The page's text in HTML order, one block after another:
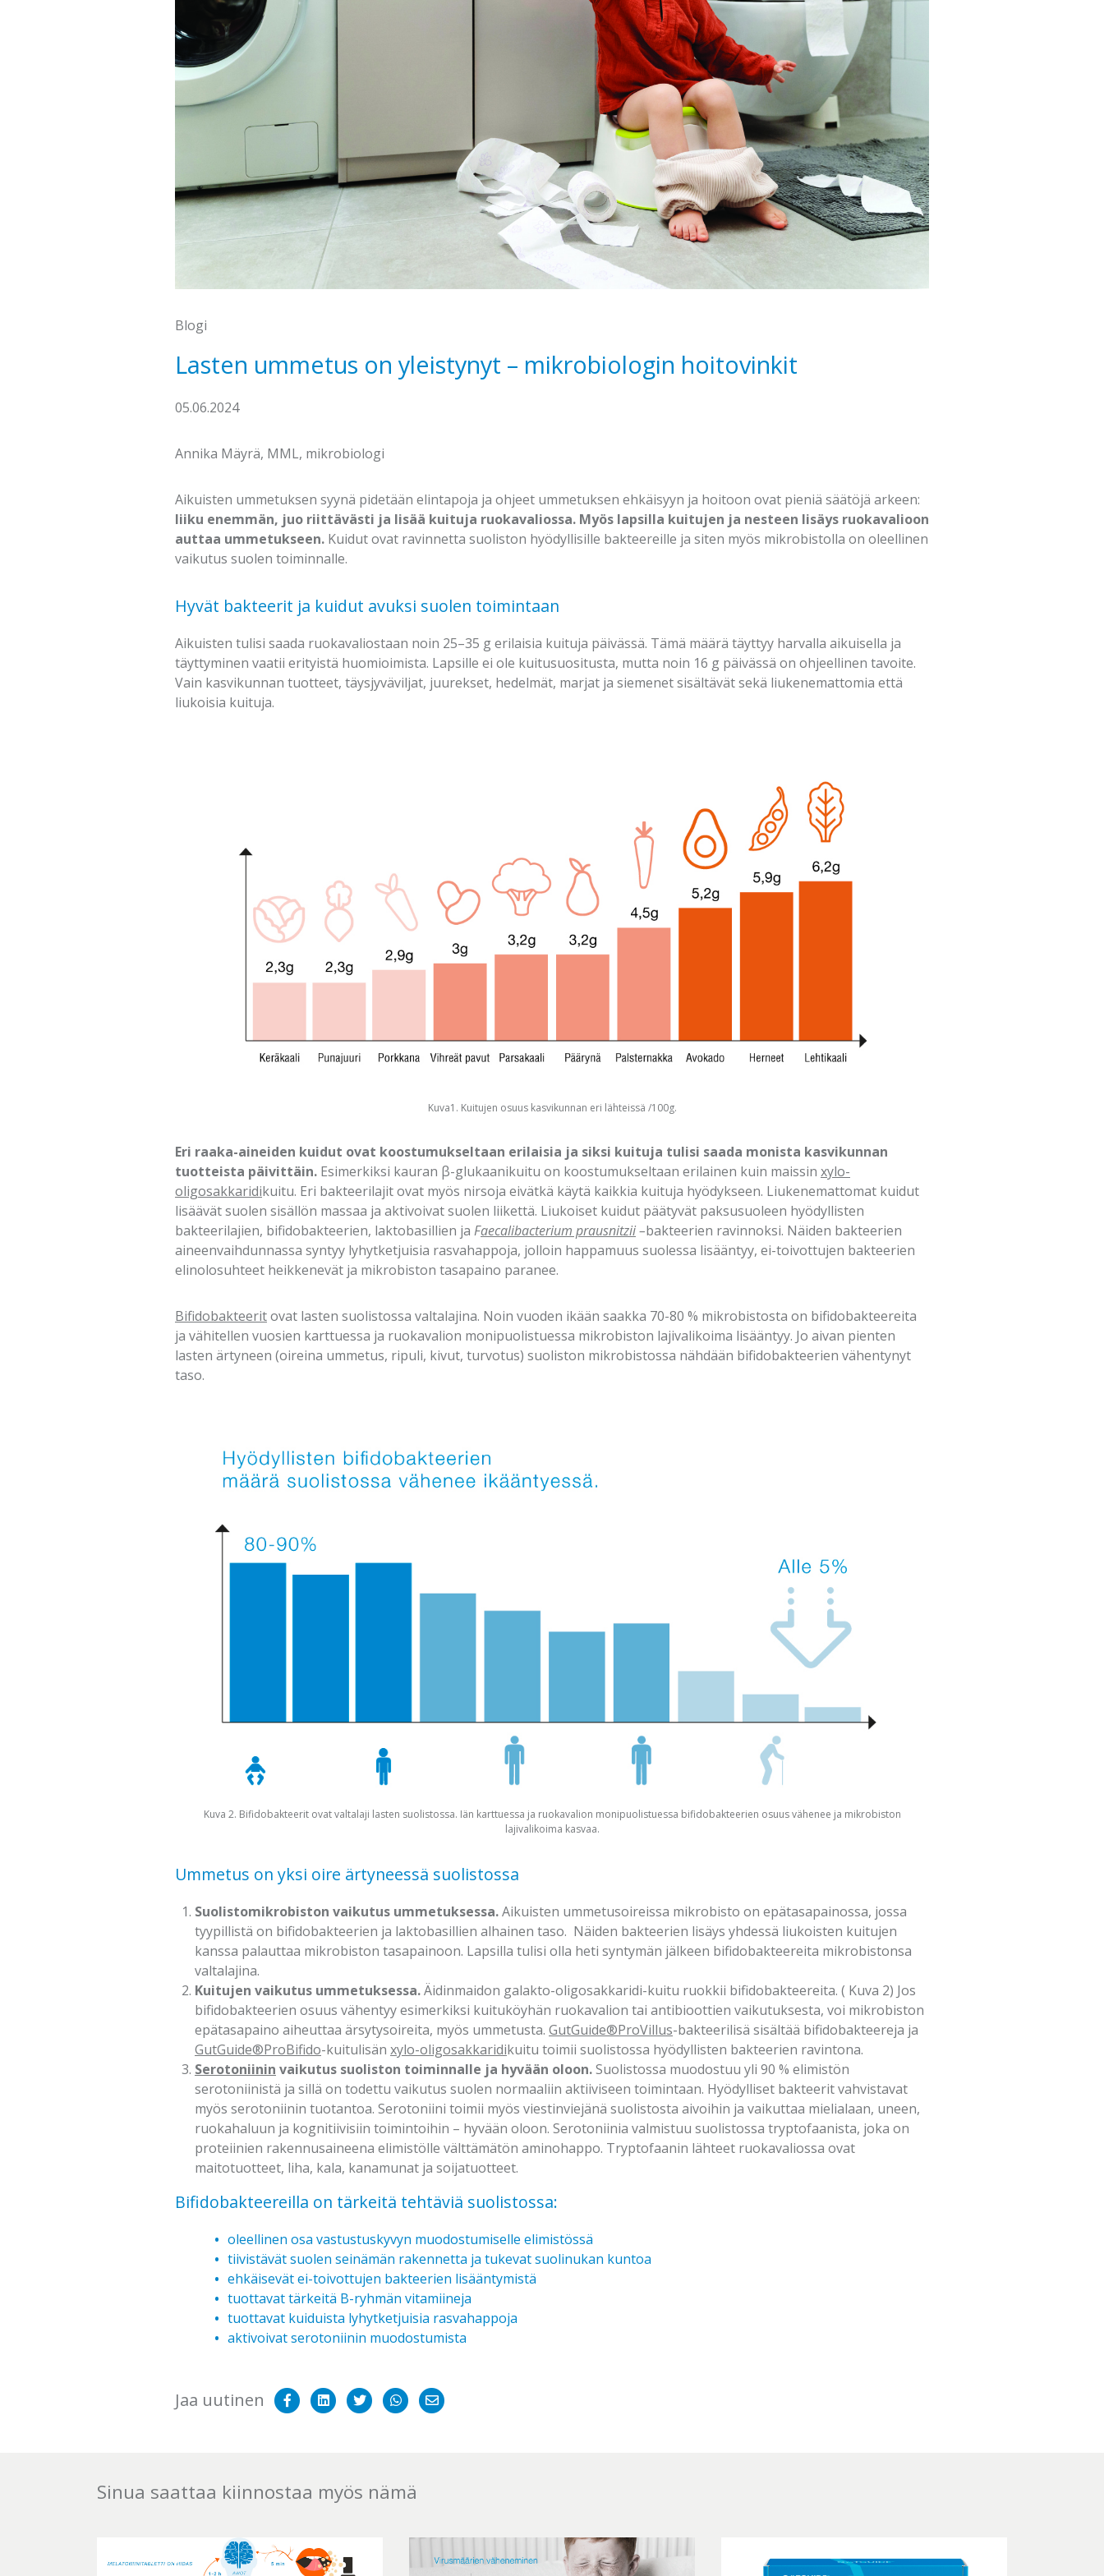
Blogi
Lasten ummetus on yleistynyt – mikrobiologin hoitovinkit
05.06.2024
Annika Mäyrä, MML, mikrobiologi
Aikuisten ummetuksen syynä pidetään elintapoja ja ohjeet ummetuksen ehkäisyyn ja hoitoon ovat pieniä säätöjä arkeen:
liiku enemmän, juo riittävästi ja lisää kuituja ruokavaliossa. Myös lapsilla kuitujen ja nesteen lisäys ruokavalioon
auttaa ummetukseen. Kuidut ovat ravinnetta suoliston hyödyllisille bakteereille ja siten myös mikrobistolla on oleellinen
vaikutus suolen toiminnalle.
Hyvät bakteerit ja kuidut avuksi suolen toimintaan
Aikuisten tulisi saada ruokavaliostaan noin 25–35 g erilaisia kuituja päivässä. Tämä määrä täyttyy harvalla aikuisella ja
täyttyminen vaatii erityistä huomioimista. Lapsille ei ole kuitusuositusta, mutta noin 16 g päivässä on ohjeellinen tavoite.
Vain kasvikunnan tuotteet, täysjyväviljat, juurekset, hedelmät, marjat ja siemenet sisältävät sekä liukenemattomia että
liukoisia kuituja.
Kuva1. Kuitujen osuus kasvikunnan eri lähteissä /100g.
Eri raaka-aineiden kuidut ovat koostumukseltaan erilaisia ja siksi kuituja tulisi saada monista kasvikunnan
tuotteista päivittäin. Esimerkiksi kauran β-glukaanikuitu on koostumukseltaan erilainen kuin maissin xylo-
oligosakkaridikuitu. Eri bakteerilajit ovat myös nirsoja eivätkä käytä kaikkia kuituja hyödykseen. Liukenemattomat kuidut
lisäävät suolen sisällön massaa ja aktivoivat suolen liikettä. Liukoiset kuidut päätyvät paksusuoleen hyödyllisten
bakteerilajien, bifidobakteerien, laktobasillien ja Faecalibacterium prausnitzii–bakteerien ravinnoksi. Näiden bakteerien
aineenvaihdunnassa syntyy lyhytketjuisia rasvahappoja, jolloin happamuus suolessa lisääntyy, ei-toivottujen bakteerien
elinolosuhteet heikkenevät ja mikrobiston tasapaino paranee.
Bifidobakteeritovat lasten suolistossa valtalajina. Noin vuoden ikään saakka 70-80 % mikrobistosta on bifidobakteereita
ja vähitellen vuosien karttuessa ja ruokavalion monipuolistuessa mikrobiston lajivalikoima lisääntyy. Jo aivan pienten
lasten ärtyneen (oireina ummetus, ripuli, kivut, turvotus) suoliston mikrobistossa nähdään bifidobakteerien vähentynyt
taso.
Kuva 2. Bifidobakteerit ovat valtalaji lasten suolistossa. Iän karttuessa ja ruokavalion monipuolistuessa bifidobakteerien osuus vähenee ja mikrobiston
lajivalikoima kasvaa.
Ummetus on yksi oire ärtyneessä suolistossa
Suolistomikrobiston vaikutus ummetuksessa.Aikuisten ummetusoireissa mikrobisto on epätasapainossa, jossa
tyypillistä on bifidobakteerien ja laktobasillien alhainen taso. Näiden bakteerien lisäys yhdessä liukoisten kuitujen
kanssa palauttaa mikrobiston tasapainoon. Lapsilla tulisi olla heti syntymän jälkeen bifidobakteereita mikrobistonsa
valtalajina.
Kuitujen vaikutus ummetuksessa.Äidinmaidon galakto-oligosakkaridi-kuitu ruokkii bifidobakteereita. ( Kuva 2) Jos
bifidobakteerien osuus vähentyy esimerkiksi kuituköyhän ruokavalion tai antibioottien vaikutuksesta, voi mikrobiston
epätasapaino aiheuttaa ärsytysoireita, myös ummetusta. GutGuide®ProVillus-bakteerilisä sisältää bifidobakteereja ja
GutGuide®ProBifido-kuitulisän xylo-oligosakkaridikuitu toimii suolistossa hyödyllisten bakteerien ravintona.
Serotoniinin vaikutus suoliston toiminnalle ja hyvään oloon.Suolistossa muodostuu yli 90 % elimistön
serotoniinistä ja sillä on todettu vaikutus suolen normaaliin aktiiviseen toimintaan. Hyödylliset bakteerit vahvistavat
myös serotoniinin tuotantoa. Serotoniini toimii myös viestinviejänä suolistosta aivoihin ja vaikuttaa mielialaan, uneen,
ruokahaluun ja kognitiivisiin toimintoihin – hyvään oloon. Serotoniinia valmistuu suolistossa tryptofaanista, joka on
proteiinien rakennusaineena elimistölle välttämätön aminohappo. Tryptofaanin lähteet ruokavaliossa ovat
maitotuotteet, liha, kala, kanamunat ja soijatuotteet.
Bifidobakteereilla on tärkeitä tehtäviä suolistossa:
oleellinen osa vastustuskyvyn muodostumiselle elimistössä
tiivistävät suolen seinämän rakennetta ja tukevat suolinukan kuntoa
ehkäisevät ei-toivottujen bakteerien lisääntymistä
tuottavat tärkeitä B-ryhmän vitamiineja
tuottavat kuiduista lyhytketjuisia rasvahappoja
aktivoivat serotoniinin muodostumista
Jaa uutinen
Jaa
Facekookiin
Share
on
Jaa
Twitteriin
Jaa
WhatsAppiin
Sinua saattaa kiinnostaa myös nämä